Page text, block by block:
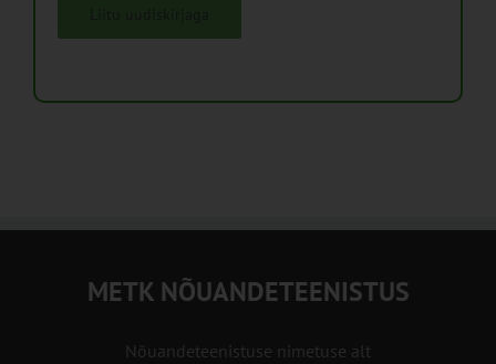
METK NÕUANDETEENISTUS
Nõuandeteenistuse nimetuse alt